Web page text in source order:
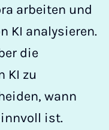
arbeiten und
KI analysieren.
die
KI zu
wann
ist.